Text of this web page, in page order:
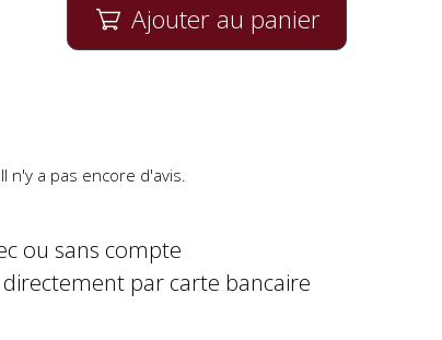
 Ajouter au panier
Il n'y a pas encore d'avis.
ou sans compte
par carte bancaire